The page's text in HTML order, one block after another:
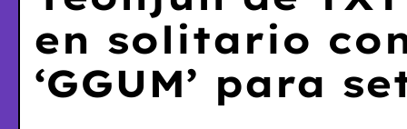
en solitario
‘GGUM’ para